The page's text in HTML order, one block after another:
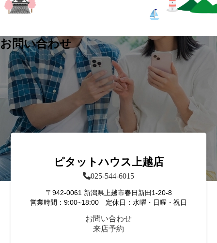
お問い合わせ
ピタットハウス上越店
025-544-6015
〒942-0061 新潟県上越市春日新田1-20-8
営業時間：9:00~18:00 定休日：水曜・日曜・祝日
お問い合わせ
来店予約